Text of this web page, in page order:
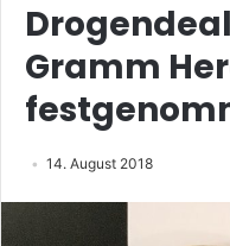
Gramm
14. August 2018